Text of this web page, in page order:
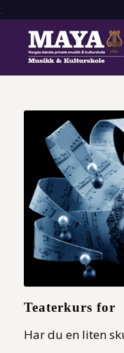
.
Teaterkurs for
Har du en liten